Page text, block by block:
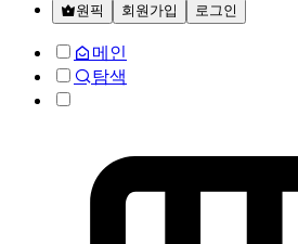
원픽 회원가입 로그인
메인
탐색